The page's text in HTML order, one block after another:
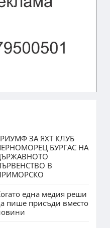
ЗА ЯХТ КЛУБ
БУРГАС НА
В
една медия реши
пише присъди вместо